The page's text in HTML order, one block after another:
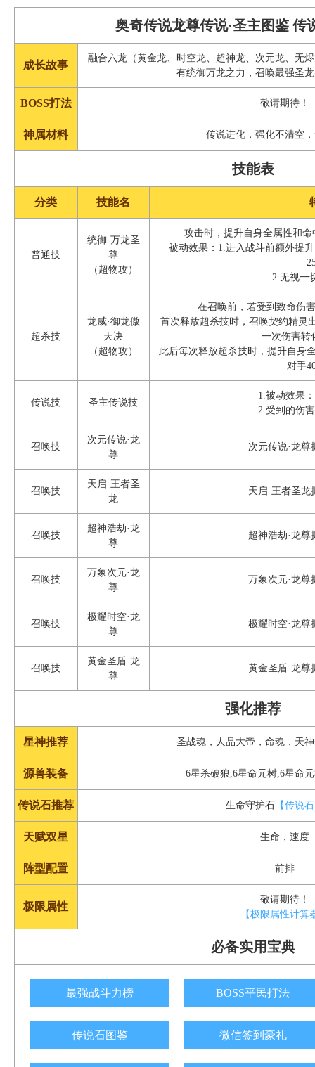
奥奇传说龙尊传说·圣主图鉴 传
成长故事
融合六龙（黄金龙、时空龙、超神龙、次元龙、无
有统御万龙之力，召唤最强圣
BOSS打法 敬请期待！
神属材料 传说进化，强化不清空
技能表
分类 技能名
普通技
统御·万龙圣
尊
（超物攻）
攻击时，提升自身全属性和
被动效果：1.进入战斗前额外提
2.无视一
超杀技
龙威·御龙傲
天决
（超物攻）
在召唤前，若受到致命伤
首次释放超杀技时，召唤契约精灵
一次伤害转
此后每次释放超杀技时，提升自身
对手
传说技 圣主传说技
1.被动效果
2.受到的伤
召唤技
次元传说·龙
尊
次元传说·龙尊
召唤技
天启·王者圣
龙
天启·王者圣龙
召唤技
超神浩劫·龙
尊
超神浩劫·龙尊
召唤技
万象次元·龙
尊
万象次元·龙尊
召唤技
极耀时空·龙
尊
极耀时空·龙尊
召唤技
黄金圣盾·龙
尊
黄金圣盾·龙尊
强化推荐
星神推荐 圣战魂，人品大帝，命魂，天
源兽装备 6星杀破狼,6星命元树,6星命
传说石推荐 生命守护石 【传说
天赋双星 生命，速度
阵型配置 前排
极限属性
敬请期待！
【极限属性计算
必备实用宝典
最强战斗力榜 BOSS平民打法
传说石图鉴 微信签到豪礼